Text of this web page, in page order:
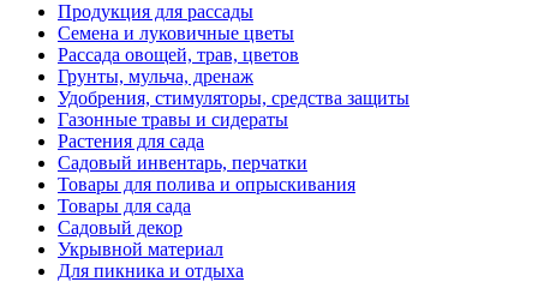
Продукция для рассады
Семена и луковичные цветы
Рассада овощей, трав, цветов
Грунты, мульча, дренаж
Удобрения, стимуляторы, средства защиты
Газонные травы и сидераты
Растения для сада
Садовый инвентарь, перчатки
Товары для полива и опрыскивания
Товары для сада
Садовый декор
Укрывной материал
Для пикника и отдыха